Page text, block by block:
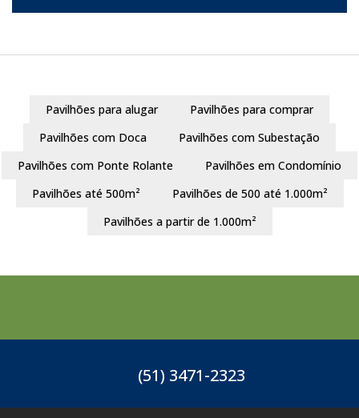
Pavilhões para alugar
Pavilhões para comprar
Pavilhões com Doca
Pavilhões com Subestação
Pavilhões com Ponte Rolante
Pavilhões em Condomínio
Pavilhões até 500m²
Pavilhões de 500 até 1.000m²
Pavilhões a partir de 1.000m²
(51) 3471-2323